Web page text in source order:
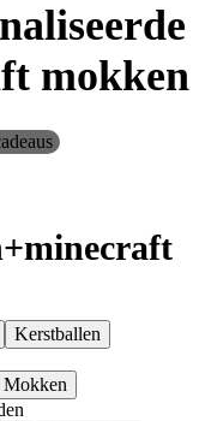
mokken
+minecraft
Kerstballen
Mokken